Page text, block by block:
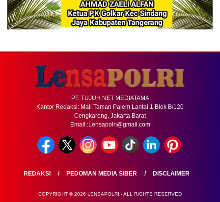
PT. TUJUH NET MEDIATAMA
Kantor Redaksi: Mall Taman Palem Lantai 1 Blok B/120
Cengkareng, Jakarta Barat
Email :Lensapolri@gmail.com
REDAKSI PEDOMAN MEDIA SIBER DISCLAIMER
COPYRIGHT © 2026 LENSAPOLRI - ALL RIGHTS RESERVED